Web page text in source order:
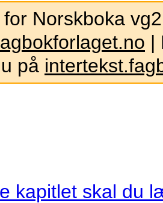
Norskboka
|
på
kapitlet skal du